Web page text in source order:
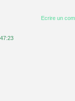
Ecrire un